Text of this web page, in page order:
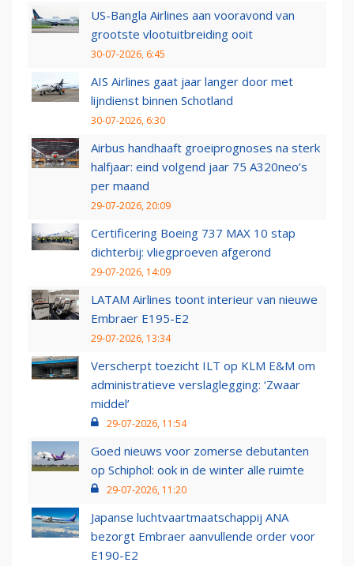
US-Bangla Airlines aan vooravond van
grootste vlootuitbreiding ooit
30-07-2026, 6:45
AIS Airlines gaat jaar langer door met
lijndienst binnen Schotland
30-07-2026, 6:30
Airbus handhaaft groeiprognoses na sterk
halfjaar: eind volgend jaar 75 A320neo’s
per maand
29-07-2026, 20:09
Certificering Boeing 737 MAX 10 stap
dichterbij: vliegproeven afgerond
29-07-2026, 14:09
LATAM Airlines toont interieur van nieuwe
Embraer E195-E2
29-07-2026, 13:34
Verscherpt toezicht ILT op KLM E&M om
administratieve verslaglegging: ‘Zwaar
middel’
29-07-2026, 11:54
Goed nieuws voor zomerse debutanten
op Schiphol: ook in de winter alle ruimte
29-07-2026, 11:20
Japanse luchtvaartmaatschappij ANA
bezorgt Embraer aanvullende order voor
E190-E2